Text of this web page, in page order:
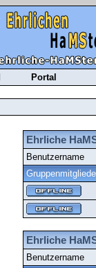
Portal
Ehrliche
Benutzername
Ehrliche
Benutzername